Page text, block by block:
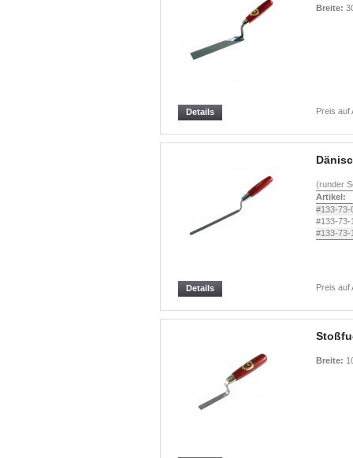
Breite:
Preis auf
Details
(runder
Artikel:
#133-73-
#133-73-
#133-73-
Preis auf
Details
Breite: